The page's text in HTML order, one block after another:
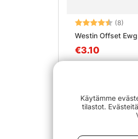
Arvio: (8)
Westin Offset
€3.10
Käytämme
tilastot.